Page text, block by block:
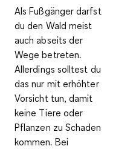
Als Fußgänger darfst
du den Wald meist
auch abseits der
Wege betreten.
Allerdings solltest du
das nur mit erhöhter
Vorsicht tun, damit
keine Tiere oder
Pflanzen zu Schaden
kommen. Bei